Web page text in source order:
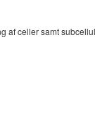
celler samt